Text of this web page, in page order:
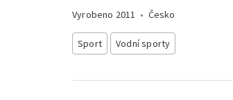
Vyrobeno 2011 • Česko
Sport Vodní sporty